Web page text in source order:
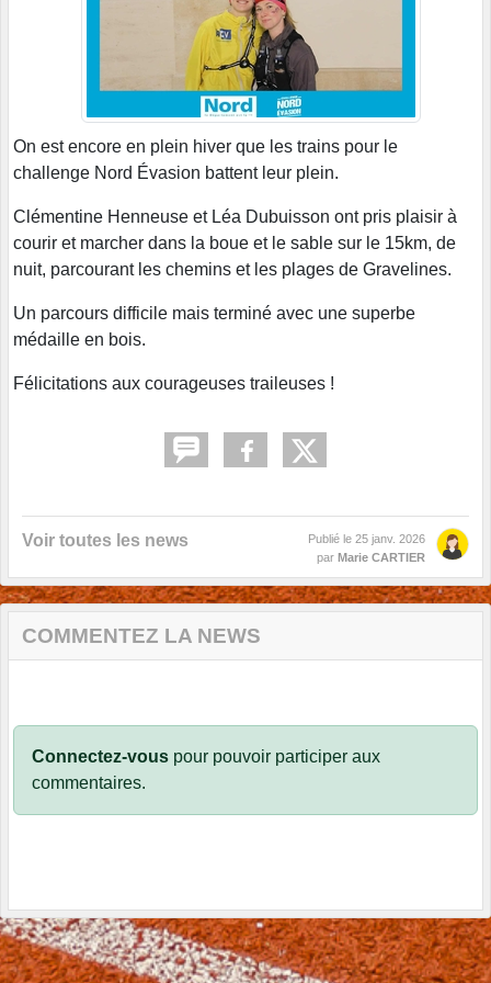
On est encore en plein hiver que les trains pour le
challenge Nord Évasion battent leur plein.
Clémentine Henneuse et Léa Dubuisson ont pris plaisir à
courir et marcher dans la boue et le sable sur le 15km, de
nuit, parcourant les chemins et les plages de Gravelines.
Un parcours difficile mais terminé avec une superbe
médaille en bois.
Félicitations aux courageuses traileuses !
Voir toutes les news Publié le 25 janv. 2026
par Marie CARTIER
COMMENTEZ LA NEWS
Connectez-vous pour pouvoir participer aux
commentaires.